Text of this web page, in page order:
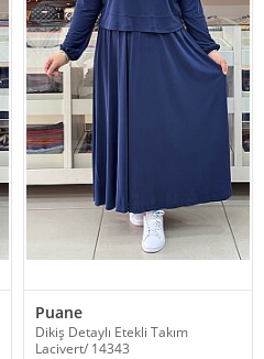
Puane
Dikiş Detaylı Etekli Takım
Lacivert/ 14343